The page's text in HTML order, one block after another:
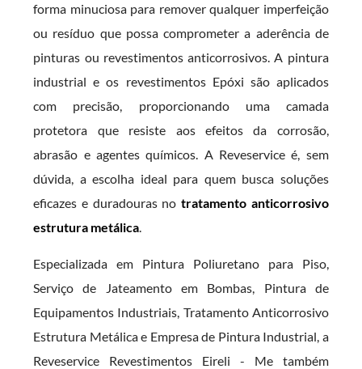
forma minuciosa para remover qualquer imperfeição
ou resíduo que possa comprometer a aderência de
pinturas ou revestimentos anticorrosivos. A pintura
industrial e os revestimentos Epóxi são aplicados
com precisão, proporcionando uma camada
protetora que resiste aos efeitos da corrosão,
abrasão e agentes químicos. A Reveservice é, sem
dúvida, a escolha ideal para quem busca soluções
eficazes e duradouras notratamento anticorrosivo
estrutura metálica.
Especializada em Pintura Poliuretano para Piso,
Serviço de Jateamento em Bombas, Pintura de
Equipamentos Industriais, Tratamento Anticorrosivo
Estrutura Metálica e Empresa de Pintura Industrial, a
Reveservice Revestimentos Eireli - Me também